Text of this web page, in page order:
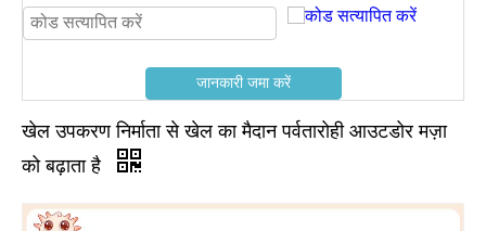
जानकारी जमा करें
खेल उपकरण निर्माता से खेल का मैदान पर्वतारोही आउटडोर मज़ा
को बढ़ाता है